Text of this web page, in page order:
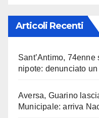
Articoli Recenti
Sant’Antimo,
nipote: denunciato
Aversa, Guarino
Municipale: arriva